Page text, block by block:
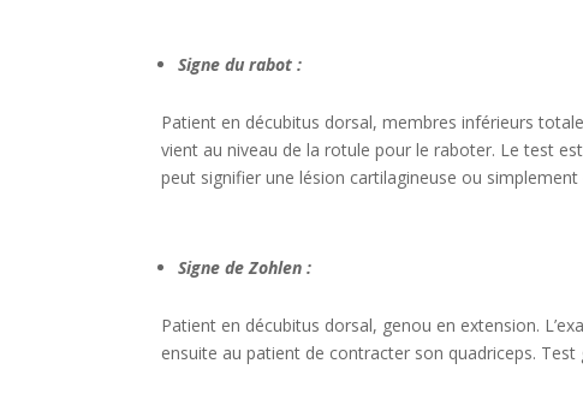
Signe du rabot :
Patient en décubitus dorsal, membres inférieurs
vient au niveau de la rotule pour le raboter. Le test
peut signifier une lésion cartilagineuse ou simplement
Signe de Zohlen :
Patient en décubitus dorsal, genou en extension.
ensuite au patient de contracter son quadriceps.